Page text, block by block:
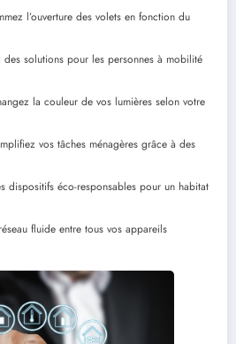
l’ouverture des volets en fonction du
des solutions pour les personnes à mobilité
la couleur de vos lumières selon votre
vos tâches ménagères grâce à des
dispositifs éco-responsables pour un habitat
fluide entre tous vos appareils